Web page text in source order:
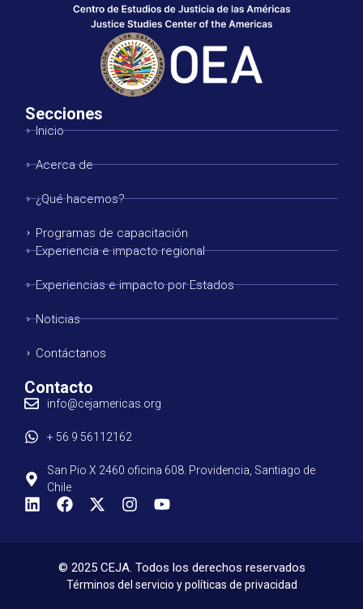
Secciones
Inicio
Acerca de
¿Qué hacemos?
Programas de capacitación
Experiencia e impacto regional
Experiencias e impacto por Estados
Noticias
Contáctanos
Contacto
info@cejamericas.org
+ 56 9 56112162
San Pio X 2460 oficina 608. Providencia, Santiago de
Chile
© 2025 CEJA. Todos los derechos reservados
Términos del servicio y políticas de privacidad